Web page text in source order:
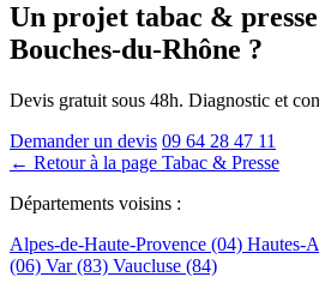
Un projet tabac & presse
Bouches-du-Rhône ?
Devis gratuit sous 48h. Diagnostic et
Demander un devis 09 64 28 47 11
← Retour à la page Tabac & Presse
Départements voisins :
Alpes-de-Haute-Provence (04) Hautes-
(06) Var (83) Vaucluse (84)